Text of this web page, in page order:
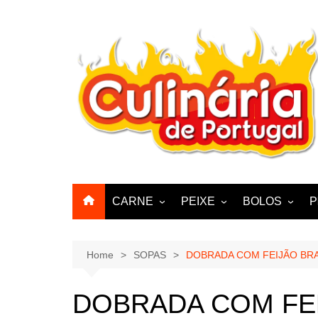
CARNE
FRANGO, PERÚ, PATO
PEIXE
POLVO, LULAS, CHOCO
BOLOS
BISCOITOS
PASTEIS,
CUPCAKES
Home SOPAS DOBRADA COM FEIJÃO
DOBRADA COM